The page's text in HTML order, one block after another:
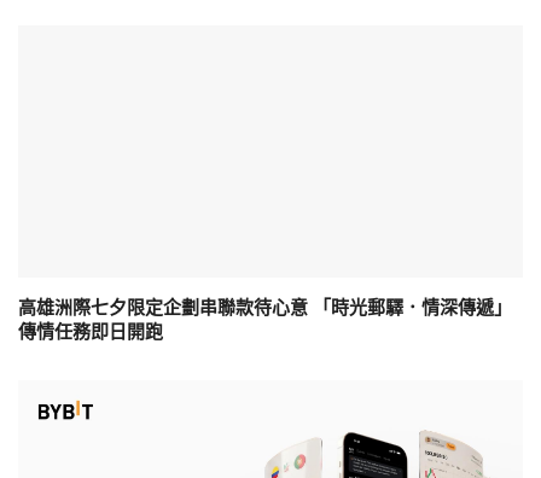
高雄洲際七夕限定企劃串聯款待心意 「時光郵驛．情深傳遞」
傳情任務即日開跑